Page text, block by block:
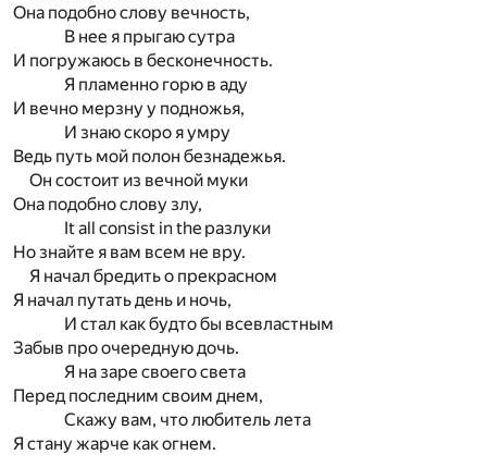
Она подобно слову вечность,
В нее я прыгаю сутра
И погружаюсь в бесконечность.
Я пламенно горю в аду
И вечно мерзну у подножья,
И знаю скоро я умру
Ведь путь мой полон безнадежья.
Он состоит из вечной муки
Она подобно слову злу,
It all consist in the разлуки
Но знайте я вам всем не вру.
Я начал бредить о прекрасном
Я начал путать день и ночь,
И стал как будто бы всевластным
Забыв про очередную дочь.
Я на заре своего света
Перед последним своим днем,
Скажу вам, что любитель лета
Я стану жарче как огнем.